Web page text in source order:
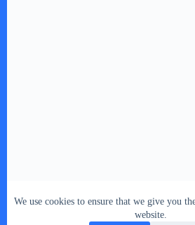
We use cookies to ensure that we give you
website.